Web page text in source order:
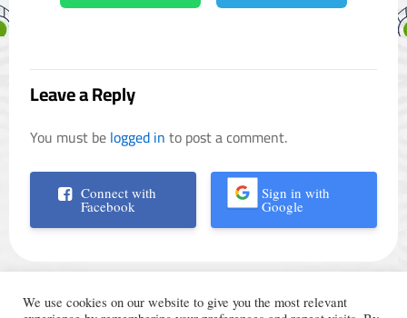
Leave a Reply
You must belogged into post a comment.
Connect with
Facebook
Sign in with
Google
We use cookies on our website to give you the most relevant